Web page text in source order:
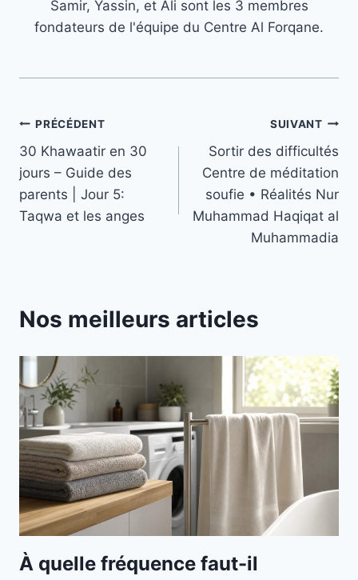
Samir, Yassin, et Ali sont les 3 membres
fondateurs de l'équipe du Centre Al Forqane.
Navigation
de
l’article
PRÉCÉDENT
30 Khawaatir en 30
jours – Guide des
parents | Jour 5:
Taqwa et les anges
SUIVANT
Sortir des difficultés
Centre de méditation
soufie • Réalités Nur
Muhammad Haqiqat al
Muhammadia
Nos meilleurs articles
À quelle fréquence faut-il